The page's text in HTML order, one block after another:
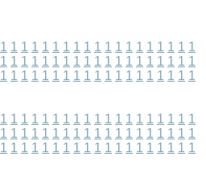
1 1 1 1 1 1 1 1 1 1 1 1 1 1 1 1 1 1 1
1 1 1 1 1 1 1 1 1 1 1 1 1 1 1 1 1 1 1
1 1 1 1 1 1 1 1 1 1 1 1 1 1 1 1 1 1 1
1 1 1 1 1 1 1 1 1 1 1 1 1 1 1 1 1 1 1
1 1 1 1 1 1 1 1 1 1 1 1 1 1 1 1 1 1 1
1 1 1 1 1 1 1 1 1 1 1 1 1 1 1 1 1 1 1